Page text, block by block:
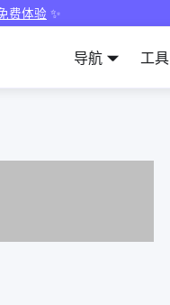
费体验 ✨
导航 工具